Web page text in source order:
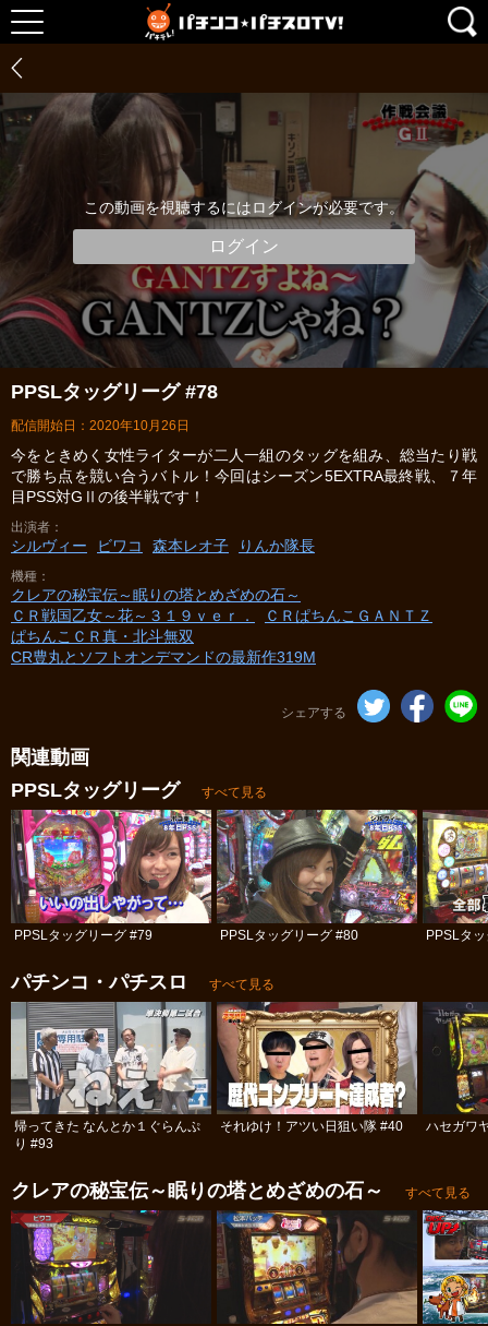
この動画を視聴するにはログインが必要です。
ログイン
PPSLタッグリーグ #78
配信開始日：2020年10月26日
今をときめく女性ライターが二人一組のタッグを組み、総当たり戦
で勝ち点を競い合うバトル！今回はシーズン5EXTRA最終戦、７年
目PSS対GⅡの後半戦です！
出演者
シルヴィー ビワコ 森本レオ子 りんか隊長
機種
クレアの秘宝伝～眠りの塔とめざめの石～
ＣＲ戦国乙女～花～３１９ｖｅｒ．
ＣＲぱちんこＧＡＮＴＺ
ぱちんこＣＲ真・北斗無双
CR豊丸とソフトオンデマンドの最新作319M
シェアする
関連動画
PPSLタッグリーグ
すべて見る
PPSLタッグリーグ #79 PPSLタッグリーグ #80 PPSLタ
パチンコ・パチスロ すべて見る
帰ってきた なんとか１ぐらんぷ
り #93
それゆけ！アツい日狙い隊 #40 ハセガワ
クレアの秘宝伝～眠りの塔とめざめの石～ すべて見る